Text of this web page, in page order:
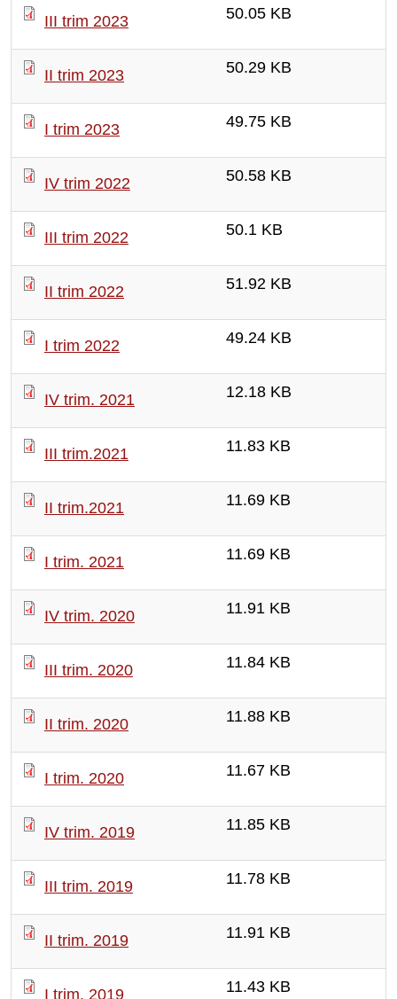
III trim 2023 50.05 KB
II trim 2023 50.29 KB
I trim 2023 49.75 KB
IV trim 2022 50.58 KB
III trim 2022 50.1 KB
II trim 2022 51.92 KB
I trim 2022 49.24 KB
IV trim. 2021 12.18 KB
III trim.2021 11.83 KB
II trim.2021 11.69 KB
I trim. 2021 11.69 KB
IV trim. 2020 11.91 KB
III trim. 2020 11.84 KB
II trim. 2020 11.88 KB
I trim. 2020 11.67 KB
IV trim. 2019 11.85 KB
III trim. 2019 11.78 KB
II trim. 2019 11.91 KB
I trim. 2019 11.43 KB